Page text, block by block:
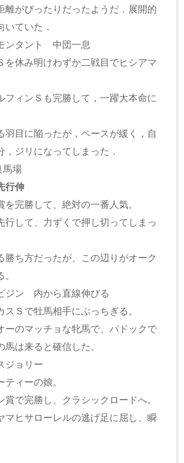
離がぴったりだったようだ．展開的
いていた．
ンタント 中団一息
を休み明けわずか二戦目でヒシアマ
フィンＳも完勝して，一躍大本命に
羽目に陥ったが，ペースが緩く，自
，ジリになってしまった．
場
伸
を完勝して、絶対の一番人気。
行して、力ずくで押し切ってしまっ
勝ち方だったが、この辺りがオーク
ジン 内から直線伸びる
スＳで牡馬相手にぶっちぎる。
ーのマッチョな牝馬で、パドックで
馬は来ると確信した。
ジョリー
ィーの娘。
賞で完勝し、クラシックロードへ。
マヒサローレルの逃げ足に屈し、瞬